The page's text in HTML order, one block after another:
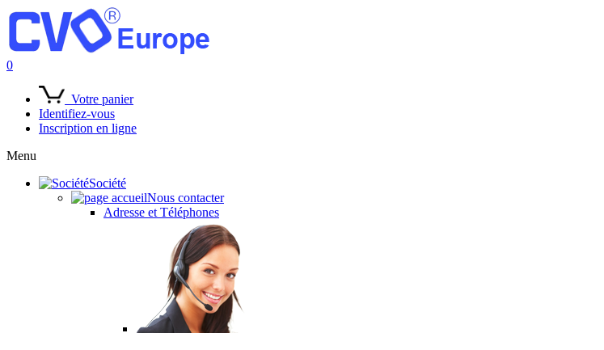
0
Votre panier
Identifiez-vous
Inscription en ligne
Menu
Société
Nous contacter
Adresse et Téléphones